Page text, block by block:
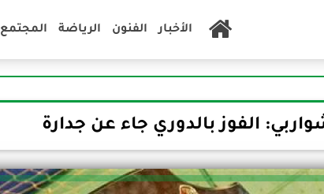
الأخبار الفنون الرياضة المجتمع
الفوز بالدوري جاء عن جدارة